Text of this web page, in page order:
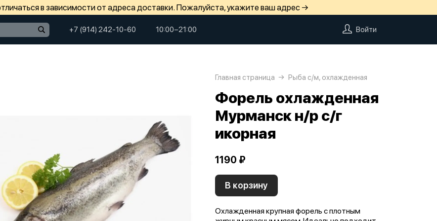
в зависимости от адреса доставки. Пожалуйста, укажите ваш адрес →
+7 (914) 242-10-60 10:00−21:00 Войти
Главная страница Рыба с/м, охлажденная
Форель охлажденная
Мурманск н/р с/г
икорная
1190 ₽
В корзину
Охлажденная крупная форель с плотным